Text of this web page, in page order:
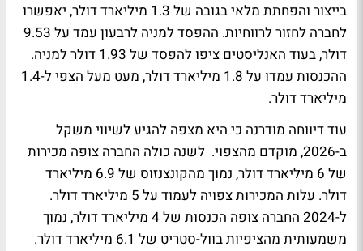
בייצור והפחתת מלאי בגובה של 1.3 מיליארד דולר, יאפשרו
לחברה לחזור לרווחיות. ההפסד למניה לרבעון עמד על 9.53
דולר, בעוד האנליסטים ציפו להפסד של 1.93 דולר למניה.
ההכנסות עמדו על 1.8 מיליארד דולר, מעט מעל הצפי ל-1.4
מיליארד דולר.
עוד דיווחה מודרנה כי היא מצפה להגיע לשיווי משקל
ב-2026, מוקדם מהצפוי. לשנה כולה החברה צופה מכירות
של 6 מיליארד דולר, נמוך מהקונצנזוס של 6.9 מיליארד
דולר. עלות המכירות צפויה לעמוד על 5 מיליארד דולר.
ל-2024 החברה צופה הכנסות של 4 מיליארד דולר, נמוך
משמעותית מהציפיות בוול-סטריט של 6.1 מיליארד דולר.